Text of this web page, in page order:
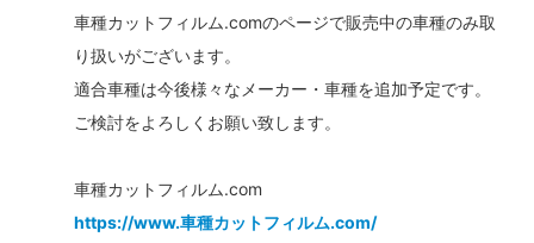
車種カットフィルム.comのページで販売中の車種のみ取
り扱いがございます。
適合車種は今後様々なメーカー・車種を追加予定です。
ご検討をよろしくお願い致します。
車種カットフィルム.com
https://www.車種カットフィルム.com/